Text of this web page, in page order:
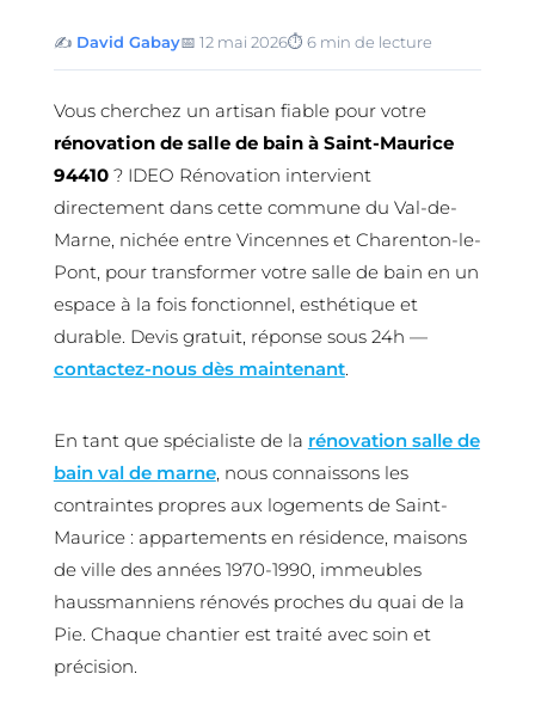
✍️ David Gabay📅 12 mai 2026⏱️ 6 min de lecture
Vous cherchez un artisan fiable pour votre
rénovation de salle de bain à Saint-Maurice
94410? IDEO Rénovation intervient
directement dans cette commune du Val-de-
Marne, nichée entre Vincennes et Charenton-le-
Pont, pour transformer votre salle de bain en un
espace à la fois fonctionnel, esthétique et
durable. Devis gratuit, réponse sous 24h —
contactez-nous dès maintenant.
En tant que spécialiste de la rénovation salle de
bain val de marne, nous connaissons les
contraintes propres aux logements de Saint-
Maurice : appartements en résidence, maisons
de ville des années 1970-1990, immeubles
haussmanniens rénovés proches du quai de la
Pie. Chaque chantier est traité avec soin et
précision.